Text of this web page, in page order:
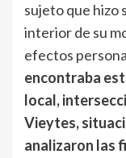
sujeto que hizo
interior de su
efectos
encontraba
local,
Vieytes,
analizaron las